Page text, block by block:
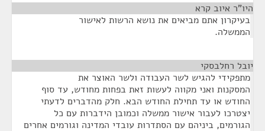
היו"ר איוב קרא
בעיקרון אתם מביאים את נושא הרשות לאישור
הממשלה.
יובל רחלבסקי
מתפקידי להגיש לשר העבודה ולשר האוצר את
המסקנות ואני מקווה לעשות זאת בפחות מחודש, עד סוף
החודש או עד תחילת החודש הבא. חלק מהדברים לדעתי
יצטרכו לעבור אישור ממשלה וכמובן הידברות עם כל
הגורמים, ביניהם עם הסתדרות עובדי המדינה וגורמים אחרים